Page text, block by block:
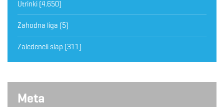
Utrinki (4.650)
Zahodna liga (5)
Zaledeneli slap (311)
Meta